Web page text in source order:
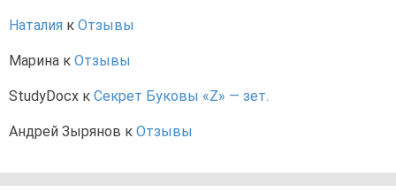
Наталия к Отзывы
Марина к Отзывы
StudyDocx к Секрет Буковы «Z» — зет.
Андрей Зырянов к Отзывы